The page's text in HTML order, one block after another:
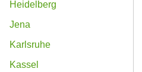
Heidelberg
Jena
Karlsruhe
Kassel